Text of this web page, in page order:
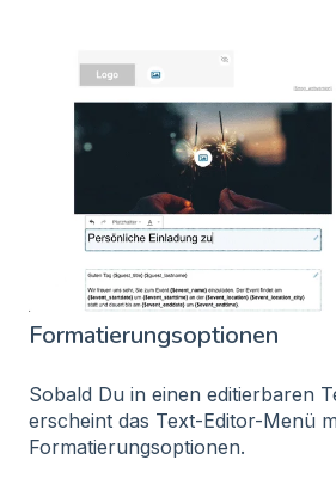
Formatierungsoptionen
Sobald Du in einen editierbaren
erscheint das Text-Editor-Menü
Formatierungsoptionen.